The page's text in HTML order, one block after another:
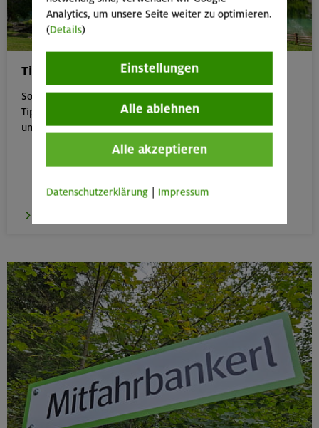
Tipps für Bergtouren im Sommer
Sommer in den Bergen genießen – aber sicher: Unsere
Tipps zu Hitze, Gewitter & Co. helfen dir, entspannt
unterwegs zu bleiben.
Analytics, um unsere Seite weiter zu optimieren.
(Details)
Einstellungen
Alle ablehnen
Alle akzeptieren
Datenschutzerklärung Impressum